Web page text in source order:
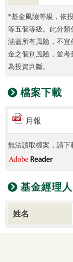
*基金風險等級，依
等五個等級。此分
涵蓋所有風險，不
金之個別風險，並
為投資判斷。
檔案下載
月報
無法讀取檔案，請下
基金經理人
姓名